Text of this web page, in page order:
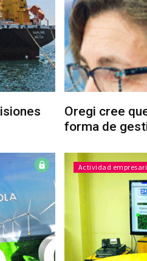
Oregi cree
forma de
Actividad